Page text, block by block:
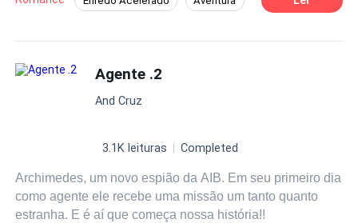
Agente .2
And Cruz
3.1K leituras Completed
Archimedes, um novo espião da AIB. Em seu primeiro dia
como agente ele recebe uma missão um tanto quanto
estranha. E é aí que começa nossa história!!